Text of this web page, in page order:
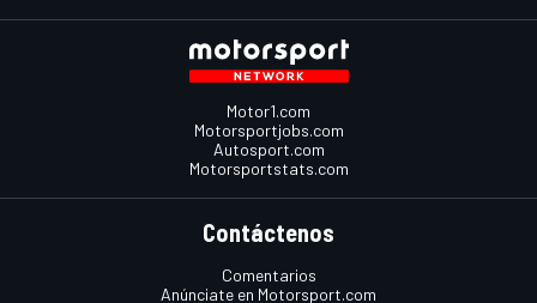
Motor1.com
Motorsportjobs.com
Autosport.com
Motorsportstats.com
Contáctenos
Comentarios
Anúnciate en Motorsport.com